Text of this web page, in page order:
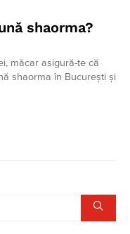
shaorma?
măcar asigură-te că
shaorma în București și